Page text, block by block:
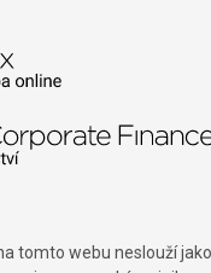
tomto webu neslouží